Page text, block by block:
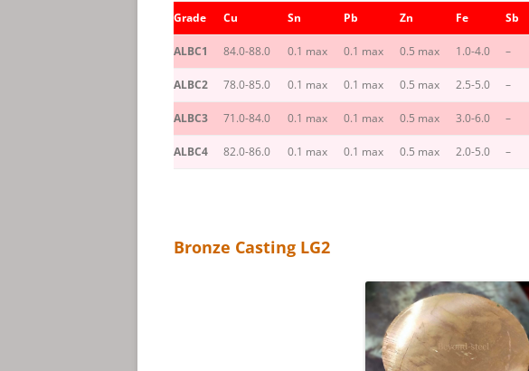
Grade Cu Sn Pb Zn Fe Sb
ALBC1 84.0-88.0 0.1 max 0.1 max 0.5 max 1.0-4.0 –
ALBC2 78.0-85.0 0.1 max 0.1 max 0.5 max 2.5-5.0 –
ALBC3 71.0-84.0 0.1 max 0.1 max 0.5 max 3.0-6.0 –
ALBC4 82.0-86.0 0.1 max 0.1 max 0.5 max 2.0-5.0 –
Bronze Casting LG2